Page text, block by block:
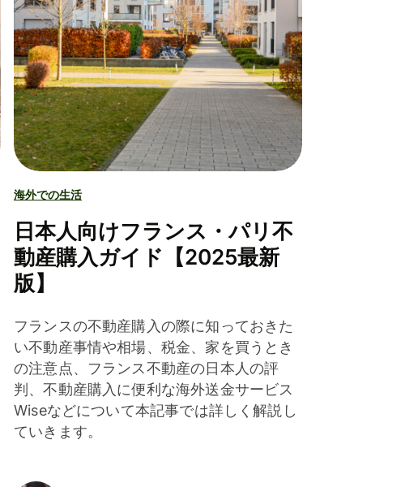
海外での生活
日本人向けフランス・パリ不
動産購入ガイド【2025最新
版】
フランスの不動産購入の際に知っておきた
い不動産事情や相場、税金、家を買うとき
の注意点、フランス不動産の日本人の評
判、不動産購入に便利な海外送金サービス
Wiseなどについて本記事では詳しく解説し
ていきます。